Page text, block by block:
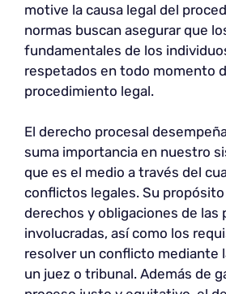
motive la causa legal del
normas buscan asegurar que
fundamentales de los
respetados en todo momento
procedimiento legal.
El derecho procesal
suma importancia en nuestro
que es el medio a través del
conflictos legales. Su
derechos y obligaciones de las
involucradas, así como los
resolver un conflicto mediante
un juez o tribunal. Además de